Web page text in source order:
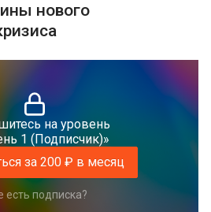
нового
на уровень
1 (Подписчик)»
за 200 ₽ в месяц
есть подписка?